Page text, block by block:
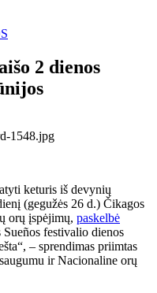
2 dienos
keturis iš devynių
(gegužės 26 d.) Čikagos
orų įspėjimų, paskelbė
festivalio dienos
– sprendimas priimtas
ir Nacionaline orų